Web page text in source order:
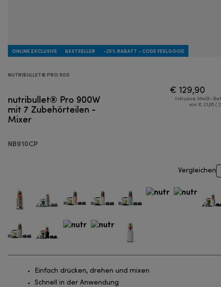
ONLINE EXCLUSIVE BESTSELLER -25% RABATT - CODE FEELGOOD
NUTRIBULLET® PRO 900
nutribullet® Pro 900W
mit 7 Zubehörteilen -
Mixer
NB910CP
€ 129,90
Inklusive MwSt.-
von € 21,65 (
Vergleichen
Einfach drücken, drehen und mixen
Schnell in der Anwendung